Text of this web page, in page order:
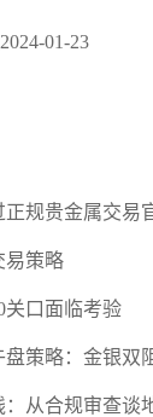
01-23
规贵金属交易
易策略
关口面临考验
策略：金银双
从合规审查谈